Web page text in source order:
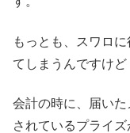
もっとも、スワロ
てしまうんですけど
会計の時に、届い
されているプライズ